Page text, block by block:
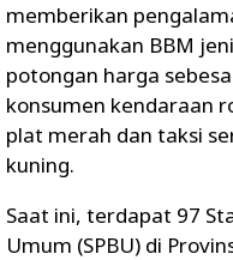
memberikan
menggunakan BBM
potongan harga
konsumen kendaraan
plat merah dan taksi
kuning.
Saat ini, terdapat 97
Umum (SPBU) di